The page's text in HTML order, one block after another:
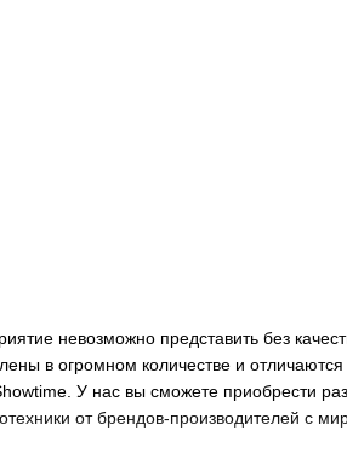
невозможно представить без
в огромном количестве и
У нас вы сможете приобрести
от брендов-производителей с